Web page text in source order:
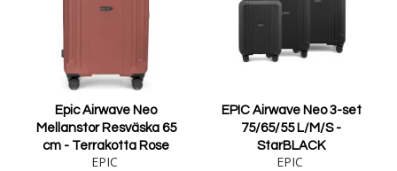
Epic Airwave Neo
Mellanstor Resväska 65
cm - Terrakotta Rose
EPIC
EPIC Airwave Neo 3-set
75/65/55 L/M/S -
StarBLACK
EPIC